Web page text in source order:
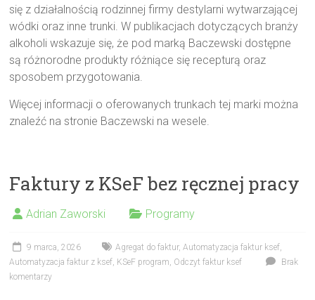
się z działalnością rodzinnej firmy destylarni wytwarzającej
wódki oraz inne trunki. W publikacjach dotyczących branży
alkoholi wskazuje się, że pod marką Baczewski dostępne
są różnorodne produkty różniące się recepturą oraz
sposobem przygotowania.
Więcej informacji o oferowanych trunkach tej marki można
znaleźć na stronie Baczewski na wesele.
Faktury z KSeF bez ręcznej pracy
Adrian Zaworski Programy
9 marca, 2026 Agregat do faktur,Automatyzacja faktur ksef,
Automatyzacja faktur z ksef, KSeF program, Odczyt faktur ksef
Brak
komentarzy